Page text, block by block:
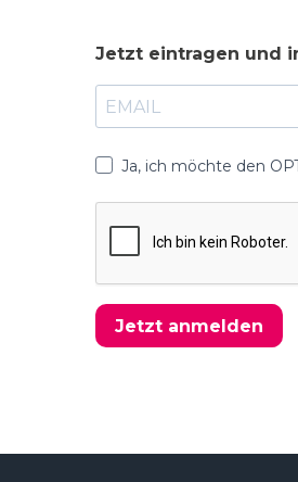
Jetzt eintragen und
Ja, ich möchte den
Jetzt anmelden